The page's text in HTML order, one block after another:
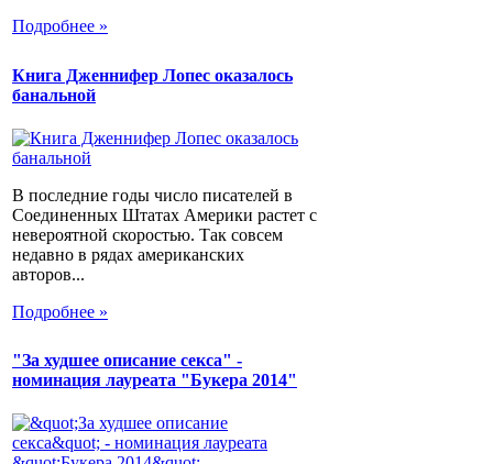
Подробнее »
Книга Дженнифер Лопес оказалось
банальной
В последние годы число писателей в
Соединенных Штатах Америки растет с
невероятной скоростью. Так совсем
недавно в рядах американских
авторов...
Подробнее »
"За худшее описание секса" -
номинация лауреата "Букера 2014"